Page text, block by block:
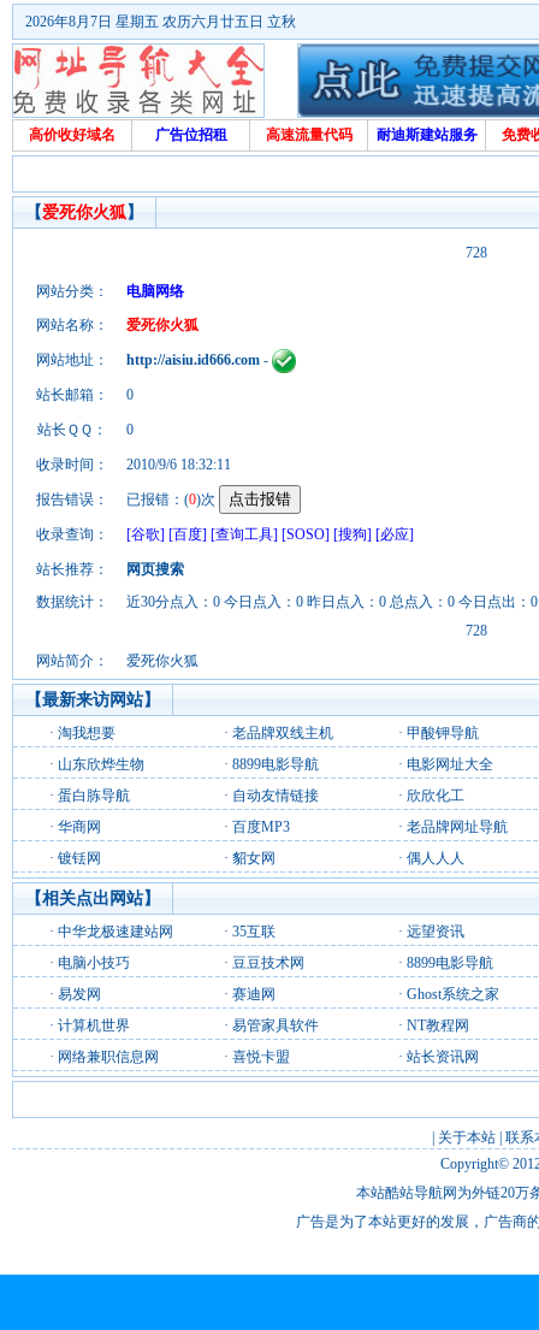
2026年8月7日 星期五 农历六月廿五日 立秋
高价收好域名 广告位招租 高速流量代码 耐迪斯建站服务 免费
【爱死你火狐】
728
网站分类：
电脑网络
网站名称：
爱死你火狐
网站地址： http://aisiu.id666.com -
站长邮箱： 0
站长ＱＱ： 0
收录时间： 2010/9/6 18:32:11
报告错误： 已报错：(0)次
收录查询： [谷歌] [百度] [查询工具] [SOSO] [搜狗] [必应]
站长推荐：
网页搜索
数据统计：
近30分点入：0 今日点入：0 昨日点入：0 总点入：0 今日点出：
728
网站简介：
爱死你火狐
【最新来访网站】
· 淘我想要 · 老品牌双线主机 · 甲酸钾导航
· 山东欣烨生物 · 8899电影导航 · 电影网址大全
· 蛋白胨导航 · 自动友情链接 · 欣欣化工
· 华商网 · 百度MP3 · 老品牌网址导航
· 镀铥网 · 貂女网 · 偶人人人
【相关点出网站】
· 中华龙极速建站网 · 35互联 · 远望资讯
· 电脑小技巧 · 豆豆技术网 · 8899电影导航
· 易发网 · 赛迪网 · Ghost系统之家
· 计算机世界 · 易管家具软件 · NT教程网
· 网络兼职信息网 · 喜悦卡盟 · 站长资讯网
关于本站 联系
Copyright©
本站酷站导航网为外链20万
广告是为了本站更好的发展，广告商